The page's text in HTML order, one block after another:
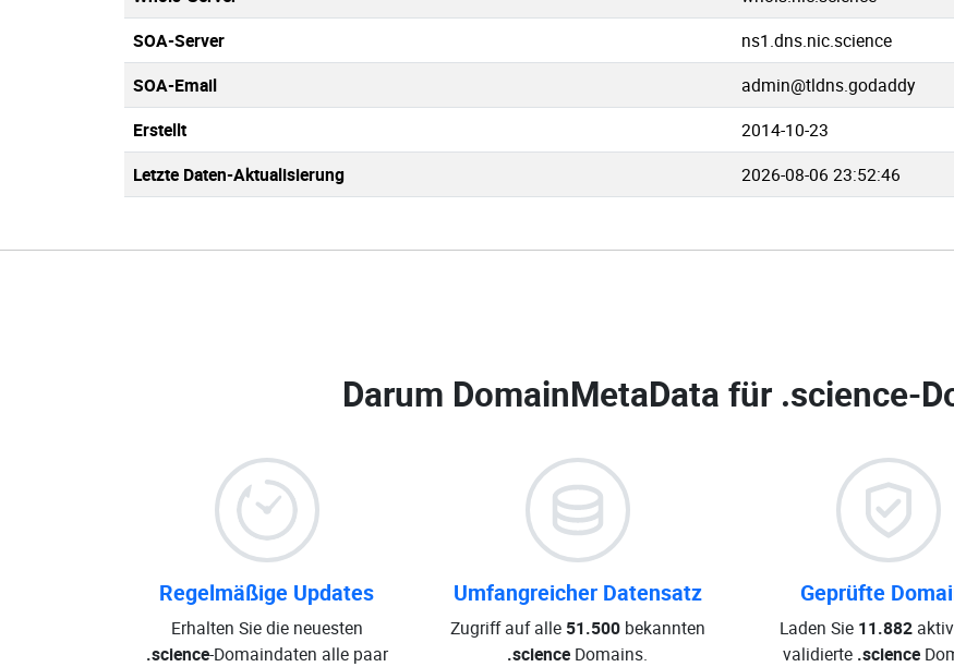
SOA-Server
ns1.dns.nic.science
SOA-Email
admin@tldns.godaddy
Erstellt
2014-10-23
Letzte Daten-Aktualisierung
2026-08-06 23:52:46
Darum DomainMetaData für .science-
Regelmäßige Updates
Erhalten Sie die neuesten
.science-Domaindaten alle paar
Umfangreicher Datensatz
Zugriff auf alle 51.500bekannten
.science Domains.
Geprüfte
Laden Sie 11.882
validierte .science